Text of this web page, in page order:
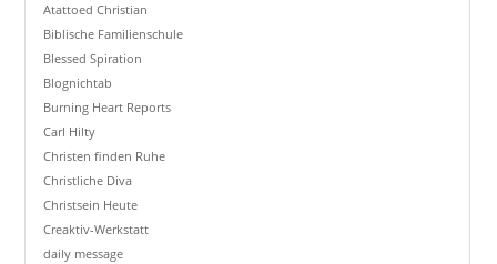
Atattoed Christian
Biblische Familienschule
Blessed Spiration
Blognichtab
Burning Heart Reports
Carl Hilty
Christen finden Ruhe
Christliche Diva
Christsein Heute
Creaktiv-Werkstatt
daily message